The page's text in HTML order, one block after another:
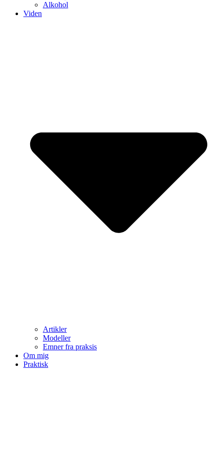
Alkohol
Viden
Artikler
Modeller
Emner fra praksis
Om mig
Praktisk